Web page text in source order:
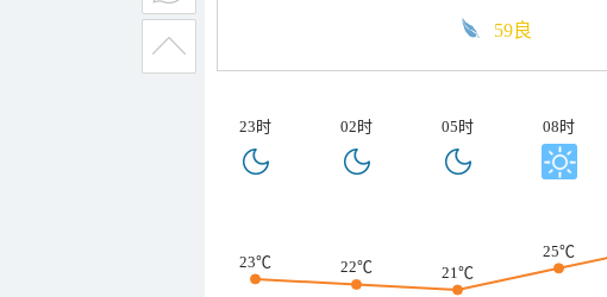
59良
23时 02时 05时 08时
23℃ 22℃ 21℃
25℃